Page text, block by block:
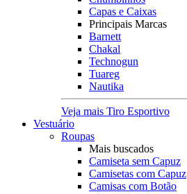
Capas e Caixas
Principais Marcas
Barnett
Chakal
Technogun
Tuareg
Nautika
Veja mais Tiro Esportivo
Vestuário
Roupas
Mais buscados
Camiseta sem Capuz
Camisetas com Capuz
Camisas com Botão